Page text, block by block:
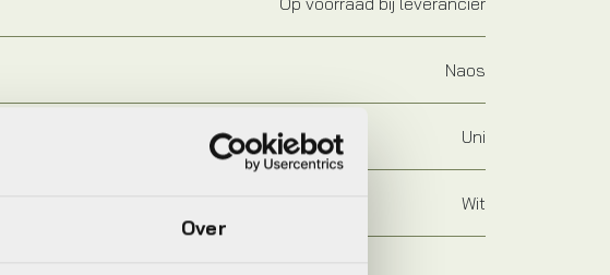
Over
Naos
Uni
Wit